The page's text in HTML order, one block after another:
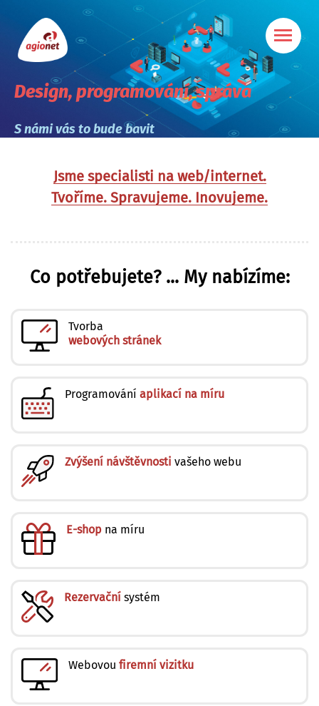
Design, programování, správa
S námi vás to bude bavit
Jsme specialisti na web/internet.
Tvoříme. Spravujeme. Inovujeme.
Co potřebujete? ... My nabízíme:
Tvorba
webových stránek
Programováníaplikací na míru
Zvýšení návštěvnosti vašeho webu
E-shopna míru
Rezervační systém
Webovou firemní vizitku